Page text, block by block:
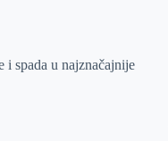
i spada u najznačajnije